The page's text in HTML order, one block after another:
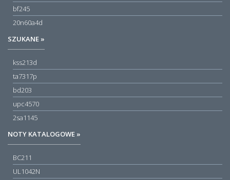
bf245
20n60a4d
SZUKANE »
kss213d
ta7317p
bd203
upc4570
2sa1145
NOTY KATALOGOWE »
BC211
UL1042N